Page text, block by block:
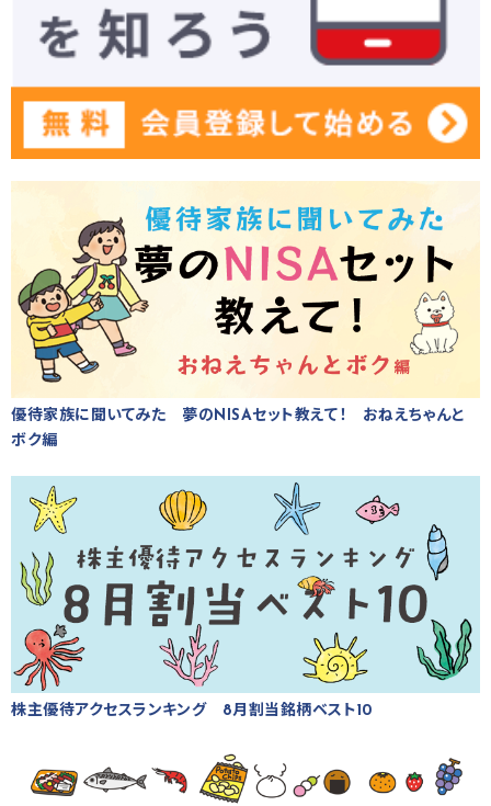
優待家族に聞いてみた 夢のNISAセット教えて！ おねえちゃんと
ボク編
株主優待アクセスランキング 8月割当銘柄ベスト10